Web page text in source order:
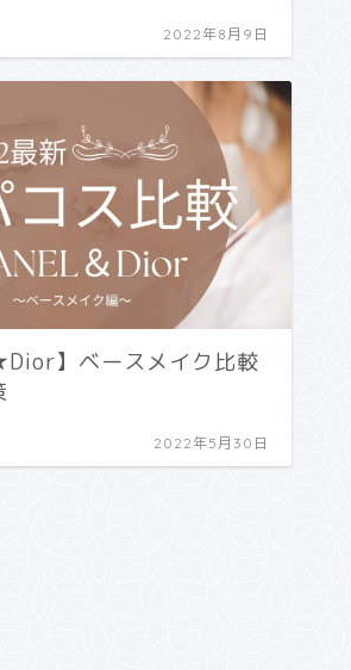
2022年8月9日
】ベースメイク比較
2022年5月30日